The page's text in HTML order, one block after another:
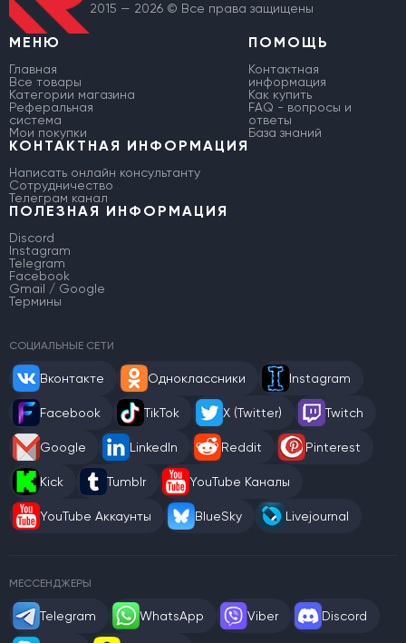
2015 — 2026 © Все права защищены
МЕНЮ
Главная
Все товары
Категории магазина
Реферальная
система
Мои покупки
ПОМОЩЬ
Контактная
информация
Как купить
FAQ - вопросы и
ответы
База знаний
КОНТАКТНАЯ ИНФОРМАЦИЯ
Написать онлайн консультанту
Сотрудничество
Телеграм канал
ПОЛЕЗНАЯ ИНФОРМАЦИЯ
Discord
Instagram
Telegram
Facebook
Gmail / Google
Термины
СОЦИАЛЬНЫЕ СЕТИ
Вконтакте Одноклассники Instagram
Facebook TikTok X (Twitter) Twitch
Google LinkedIn Reddit Pinterest
Kick Tumblr YouTube Каналы
YouTube Аккаунты BlueSky Livejournal
МЕССЕНДЖЕРЫ
Telegram WhatsApp Viber Discord